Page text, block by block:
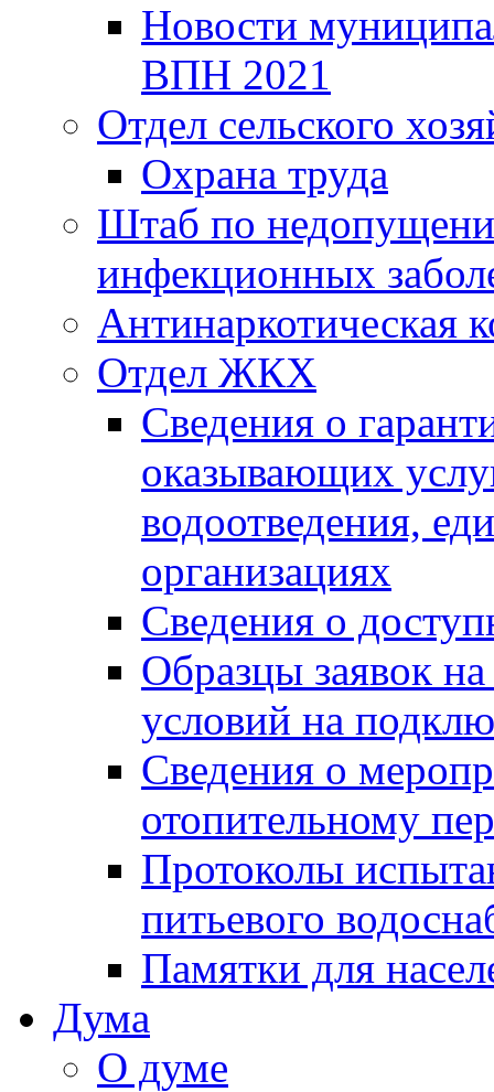
Новости
ВПН 2021
Отдел сельского
Охрана труда
Штаб по
инфекционных
Антинаркотическая
Отдел ЖКХ
Сведения о
оказывающих
водоотведения,
организациях
Сведения о
Образцы заявок
условий на
Сведения о
отопительному
Протоколы
питьевого
Памятки для
Дума
О думе